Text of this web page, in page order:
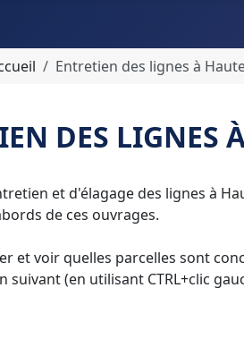
Entretien des lignes à
DES LIGNES
et d'élagage des lignes à
de ces ouvrages.
et voir quelles parcelles sont
suivant (en utilisant CTRL+clic